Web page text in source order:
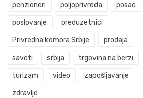
penzioneri poljoprivreda posao
poslovanje preduzetnici
Privredna komora Srbije prodaja
saveti srbija trgovina na berzi
turizam video zapošljavanje
zdravlje